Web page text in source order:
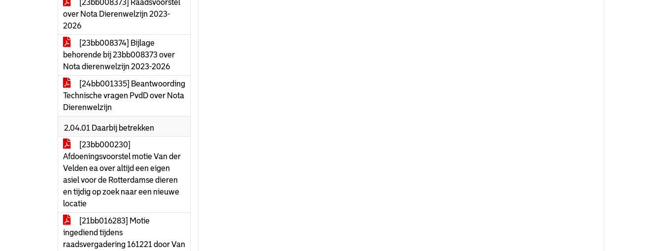
[23bb008373] Raadsvoorstel
over Nota Dierenwelzijn 2023-
2026
[23bb008374] Bijlage
behorende bij 23bb008373 over
Nota dierenwelzijn 2023-2026
[24bb001335] Beantwoording
Technische vragen PvdD over Nota
Dierenwelzijn
2.04.01 Daarbij betrekken
[23bb000230]
Afdoeningsvoorstel motie Van der
Velden ea over altijd een eigen
asiel voor de Rotterdamse dieren
en tijdig op zoek naar een nieuwe
locatie
[21bb016283] Motie
ingediend tijdens
raadsvergadering 161221 door Van